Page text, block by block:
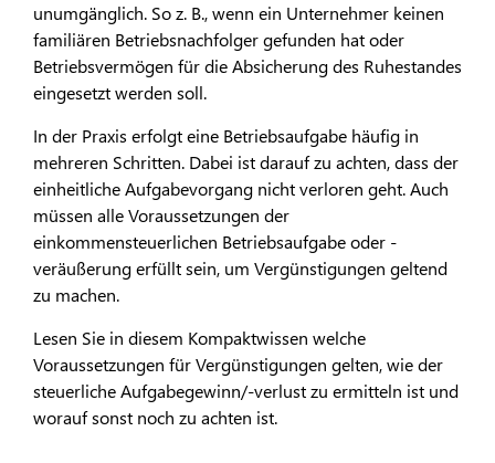
unumgänglich. So z. B., wenn ein Unternehmer keinen
familiären Betriebsnachfolger gefunden hat oder
Betriebsvermögen für die Absicherung des Ruhestandes
eingesetzt werden soll.
In der Praxis erfolgt eine Betriebsaufgabe häufig in
mehreren Schritten. Dabei ist darauf zu achten, dass der
einheitliche Aufgabevorgang nicht verloren geht. Auch
müssen alle Voraussetzungen der
einkommensteuerlichen Betriebsaufgabe oder -
veräußerung erfüllt sein, um Vergünstigungen geltend
zu machen.
Lesen Sie in diesem Kompaktwissen welche
Voraussetzungen für Vergünstigungen gelten, wie der
steuerliche Aufgabegewinn/-verlust zu ermitteln ist und
worauf sonst noch zu achten ist.